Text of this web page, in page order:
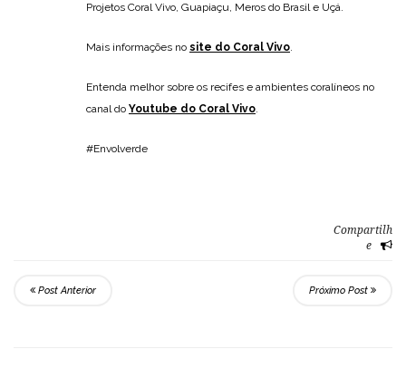
Projetos Coral Vivo, Guapiaçu, Meros do Brasil e Uçá.
Mais informações no site do Coral Vivo.
Entenda melhor sobre os recifes e ambientes coralíneos no
canal do Youtube do Coral Vivo.
#Envolverde
Compartilh
e
Post Anterior Próximo Post